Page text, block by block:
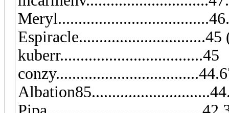
kuberr...................................45